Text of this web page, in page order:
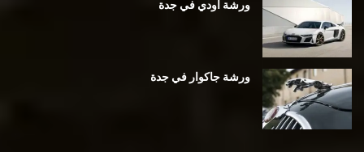
ورشة أودي في جدة
ورشة جاكوار في جدة